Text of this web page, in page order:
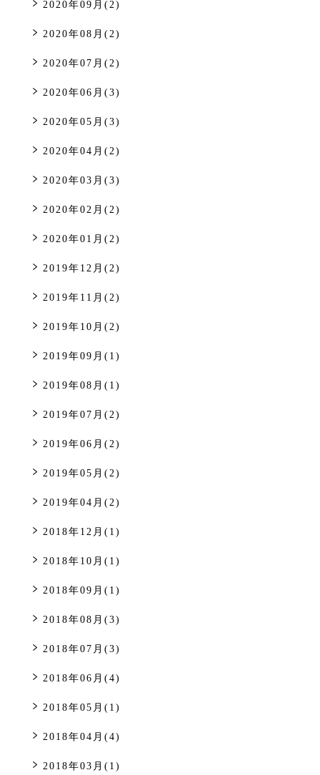
2020年09月(2)
2020年08月(2)
2020年07月(2)
2020年06月(3)
2020年05月(3)
2020年04月(2)
2020年03月(3)
2020年02月(2)
2020年01月(2)
2019年12月(2)
2019年11月(2)
2019年10月(2)
2019年09月(1)
2019年08月(1)
2019年07月(2)
2019年06月(2)
2019年05月(2)
2019年04月(2)
2018年12月(1)
2018年10月(1)
2018年09月(1)
2018年08月(3)
2018年07月(3)
2018年06月(4)
2018年05月(1)
2018年04月(4)
2018年03月(1)